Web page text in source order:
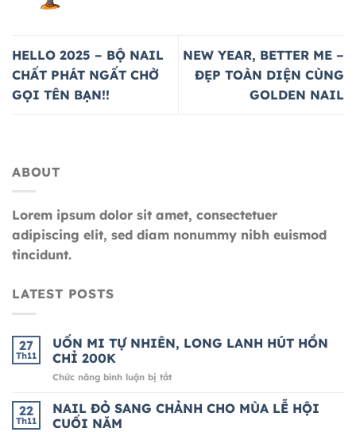
HELLO 2025 – BỘ NAIL
CHẤT PHÁT NGẤT CHỜ
GỌI TÊN BẠN!!
NEW YEAR, BETTER ME –
ĐẸP TOÀN DIỆN CÙNG
GOLDEN NAIL
ABOUT
Lorem ipsum dolor sit amet, consectetuer
adipiscing elit, sed diam nonummy nibh euismod
tincidunt.
LATEST POSTS
27
Th11
UỐN MI TỰ NHIÊN, LONG LANH HÚT HỒN
CHỈ 200K
Chức năng bình luận bị tắtở
MI
TỰ
22
Th11
NAIL ĐỎ SANG CHẢNH CHO MÙA LỄ HỘI
CUỐI NĂM